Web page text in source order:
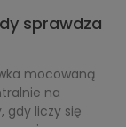
sprawdza
mocowaną
na
gdy liczy się